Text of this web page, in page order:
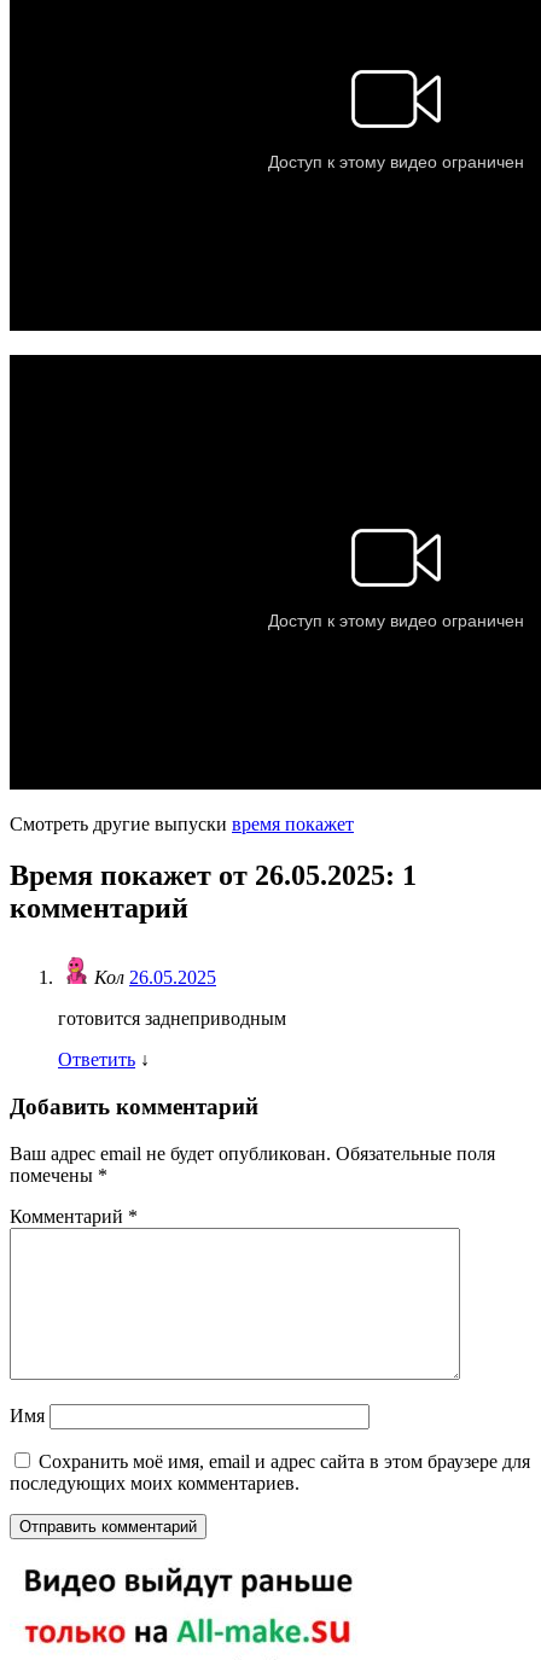
Смотреть другие выпуски время покажет
Время покажет от 26.05.2025: 1
комментарий
Кол 26.05.2025
готовится заднеприводным
Ответить ↓
Добавить комментарий
Ваш адрес email не будет опубликован. Обязательные поля
помечены *
Комментарий *
Имя
Сохранить моё имя, email и адрес сайта в этом браузере для
последующих моих комментариев.